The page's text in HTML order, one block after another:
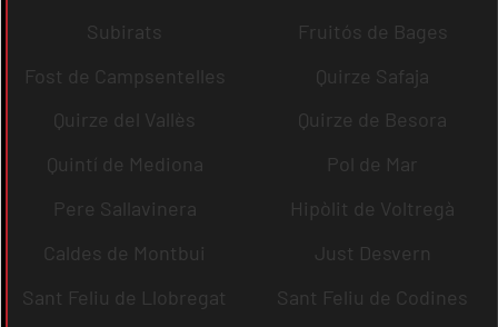
Subirats
Fruitós de Bages
Fost de Campsentelles
Quirze Safaja
Quirze del Vallès
Quirze de Besora
Quintí de Mediona
Pol de Mar
Pere Sallavinera
Hipòlit de Voltregà
Caldes de Montbui
Just Desvern
Sant Feliu de Llobregat
Sant Feliu de Codines